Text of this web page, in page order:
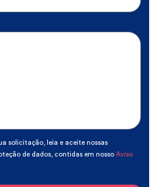
solicitação, leia e aceite nossas
de dados, contidas em nosso Aviso